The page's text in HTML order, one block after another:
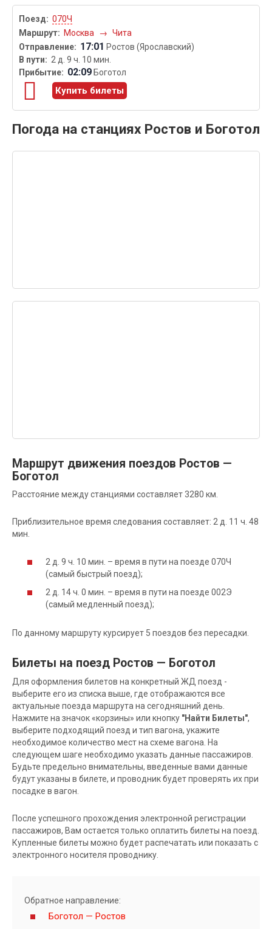
070Ч
Москва
→ Чита
17:01 Ростов (Ярославский)
2 д. 9 ч. 10 мин.
02:09 Боготол
Купить билеты
Погода на станциях Ростов и Боготол
Маршрут движения поездов Ростов —
Боготол
Расстояние между станциями составляет 3280 км.
Приблизительное время следования составляет: 2 д. 11 ч. 48
мин.
2 д. 9 ч. 10 мин. – время в пути на поезде 070Ч
(самый быстрый поезд);
2 д. 14 ч. 0 мин. – время в пути на поезде 002Э
(самый медленный поезд);
По данному маршруту курсирует 5 поездов без пересадки.
Билеты на поезд Ростов — Боготол
Для оформления билетов на конкретный ЖД поезд -
выберите его из списка выше, где отображаются все
актуальные поезда маршрута на сегодняшний день.
Нажмите на значок «корзины» или кнопку "Найти Билеты",
выберите подходящий поезд и тип вагона, укажите
необходимое количество мест на схеме вагона. На
следующем шаге необходимо указать данные пассажиров.
Будьте предельно внимательны, введенные вами данные
будут указаны в билете, и проводник будет проверять их при
посадке в вагон.
После успешного прохождения электронной регистрации
пассажиров, Вам остается только оплатить билеты на поезд.
Купленные билеты можно будет распечатать или показать с
электронного носителя проводнику.
Обратное направление:
Боготол — Ростов